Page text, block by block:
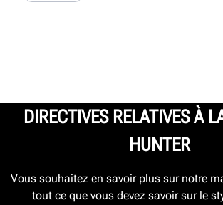
DIRECTIVES RELATIVES À
HUNTER
Vous souhaitez en savoir plus sur notre
tout ce que vous devez savoir sur le